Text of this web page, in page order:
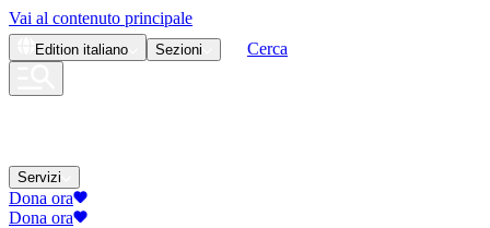
Vai al contenuto principale
Edition italiano Sezioni Cerca
Servizi
Dona ora
Dona ora